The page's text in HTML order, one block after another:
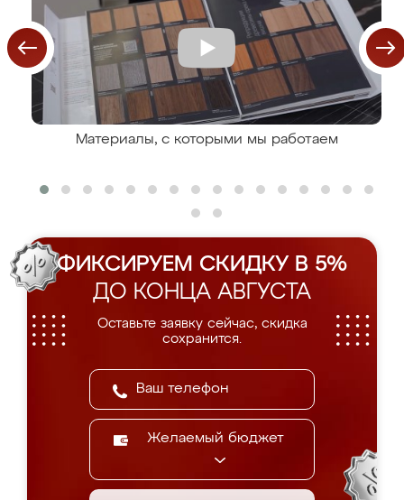
Материалы, с которыми мы работаем
ФИКСИРУЕМ СКИДКУ В 5%
ДО КОНЦА АВГУСТА
Оставьте заявку сейчас, скидка
сохранится.
Желаемый бюджет